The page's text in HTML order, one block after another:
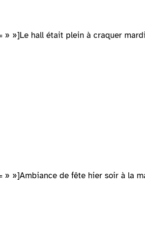
»]Le hall était plein à craquer
»]Ambiance de fête hier soir à la